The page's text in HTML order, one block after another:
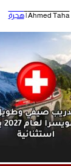
Ahmed Taha | هجرة